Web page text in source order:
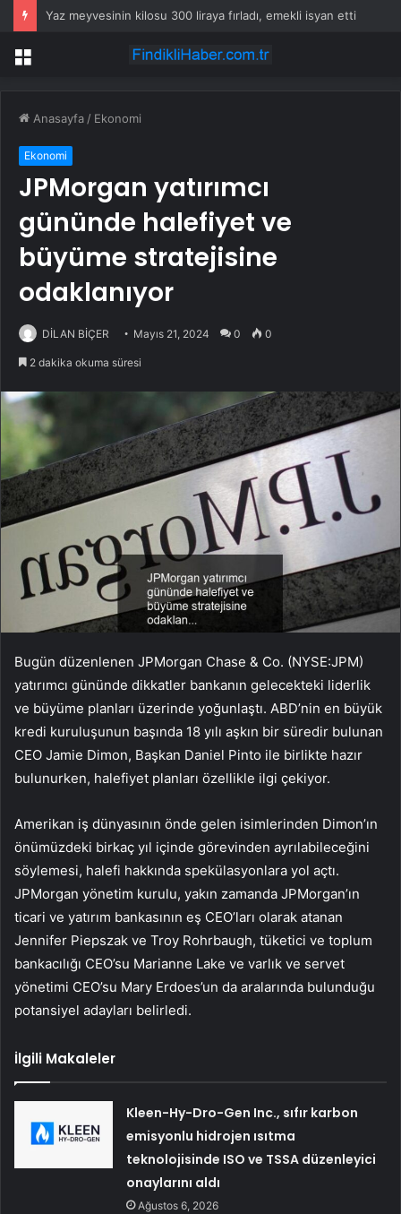
Yaz meyvesinin kilosu 300 liraya fırladı, emekli isyan etti
Menü
Anasayfa / Ekonomi
Ekonomi
JPMorgan yatırımcı
gününde halefiyet ve
büyüme stratejisine
odaklanıyor
DİLAN BİÇER Mayıs 21, 2024 0 0
2 dakika okuma süresi
Bugün düzenlenen JPMorgan Chase & Co. (NYSE:JPM)
yatırımcı gününde dikkatler bankanın gelecekteki liderlik
ve büyüme planları üzerinde yoğunlaştı. ABD’nin en büyük
kredi kuruluşunun başında 18 yılı aşkın bir süredir bulunan
CEO Jamie Dimon, Başkan Daniel Pinto ile birlikte hazır
bulunurken, halefiyet planları özellikle ilgi çekiyor.
Amerikan iş dünyasının önde gelen isimlerinden Dimon’ın
önümüzdeki birkaç yıl içinde görevinden ayrılabileceğini
söylemesi, halefi hakkında spekülasyonlara yol açtı.
JPMorgan yönetim kurulu, yakın zamanda JPMorgan’ın
ticari ve yatırım bankasının eş CEO’ları olarak atanan
Jennifer Piepszak ve Troy Rohrbaugh, tüketici ve toplum
bankacılığı CEO’su Marianne Lake ve varlık ve servet
yönetimi CEO’su Mary Erdoes’un da aralarında bulunduğu
potansiyel adayları belirledi.
İlgili Makaleler
Kleen-Hy-Dro-Gen Inc., sıfır karbon
emisyonlu hidrojen ısıtma
teknolojisinde ISO ve TSSA düzenleyici
onaylarını aldı
Ağustos 6, 2026